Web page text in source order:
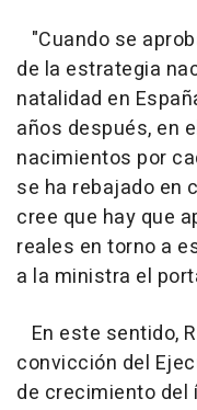
"Cuando se
de la estrategia
natalidad en
años después, en
nacimientos por
se ha rebajado en
cree que hay que
reales en torno a
a la ministra el
En este sentido,
convicción del
de crecimiento del